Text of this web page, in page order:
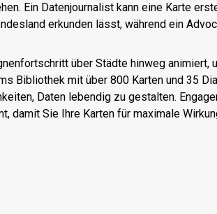
Ein Datenjournalist kann eine Karte
erkunden lässt, während ein
über Städte hinweg animiert,
Bibliothek mit über 800 Karten und 35
Daten lebendig zu gestalten.
damit Sie Ihre Karten für maximale